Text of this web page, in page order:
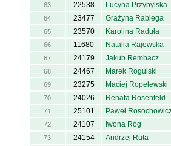
63. 22538 Lucyna Przybylska
64. 23477 Grażyna Rabiega
65. 23570 Karolina Raduła
66. 11680 Natalia Rajewska
67. 24179 Jakub Rembacz
68. 24467 Marek Rogulski
69. 23275 Maciej Ropelewski
70. 24026 Renata Rosenfeld
71. 25101 Paweł
72. 24107 Iwona Róg
73. 24154 Andrzej Ruta